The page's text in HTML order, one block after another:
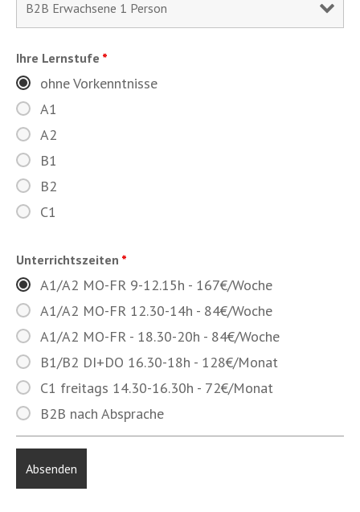
Ihre Lernstufe *
ohne Vorkenntnisse
A1
A2
B1
B2
C1
Unterrichtszeiten *
A1/A2 MO-FR 9-12.15h - 167€/Woche
A1/A2 MO-FR 12.30-14h - 84€/Woche
A1/A2 MO-FR - 18.30-20h - 84€/Woche
B1/B2 DI+DO 16.30-18h - 128€/Monat
C1 freitags 14.30-16.30h - 72€/Monat
B2B nach Absprache